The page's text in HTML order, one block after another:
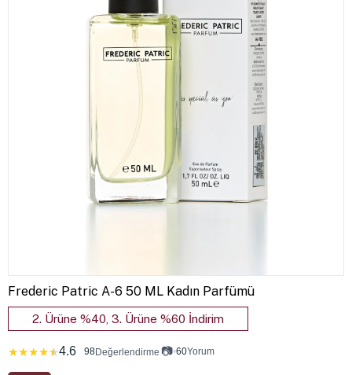
Frederic Patric A-6 50 ML Kadın Parfümü
2. Ürüne %40, 3. Ürüne %60 İndirim
★★★★★4.6 98Değerlendirme 📷•60Yorum